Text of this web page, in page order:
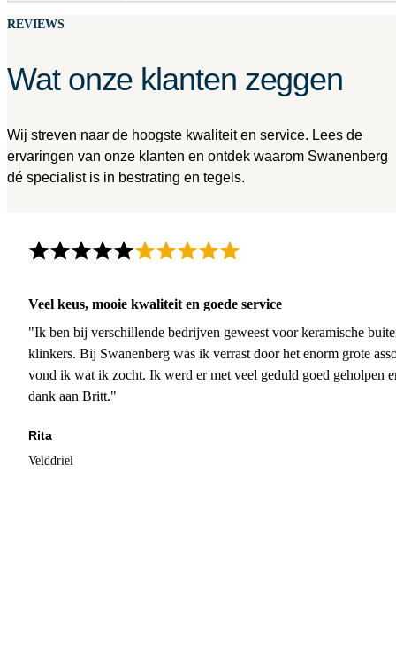
REVIEWS
Wat onze klanten zeggen
Wij streven naar de hoogste kwaliteit en service. Lees de
ervaringen van onze klanten en ontdek waarom Swanenberg
dé specialist is in bestrating en tegels.
Veel keus, mooie kwaliteit en goede service
"Ik ben bij verschillende bedrijven geweest voor keramische
klinkers. Bij Swanenberg was ik verrast door het enorm grote
vond ik wat ik zocht. Ik werd er met veel geduld goed geholpen
dank aan Britt."
Rita
Velddriel